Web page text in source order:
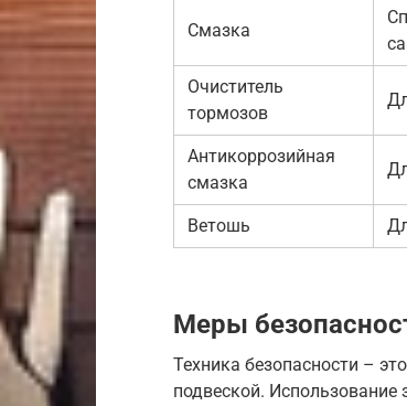
Смазка
Очиститель
тормозов
Антикоррозийная
смазка
Ветошь
Меры
Техника безопасности –
подвеской. Использование